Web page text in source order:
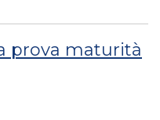
prova maturità